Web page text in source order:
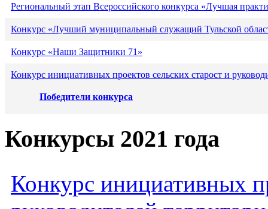
Региональный этап Всероссийского конкурса «Лучшая
Конкурс «Лучший муниципальный служащий Тульской
Конкурс «Наши Защитники 71»
Конкурс инициативных проектов сельских старост и
Победители конкурса
Конкурсы 2021 года
Конкурс инициативных